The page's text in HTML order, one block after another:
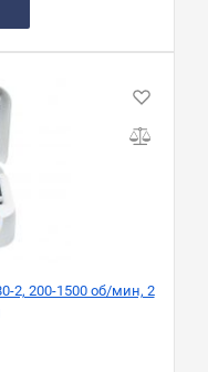
2, 200-1500 об/мин, 2